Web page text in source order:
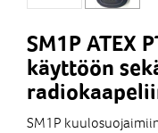
SM1P ATEX
käyttöön
SM1P